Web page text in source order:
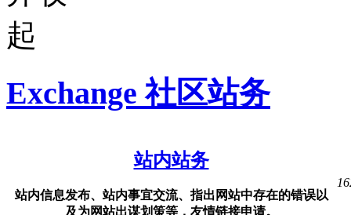
Exchange 社区站务
站内站务
站内信息发布、站内事宜交流、指出网站中存在的错误以
及为网站出谋划策等，友情链接申请。